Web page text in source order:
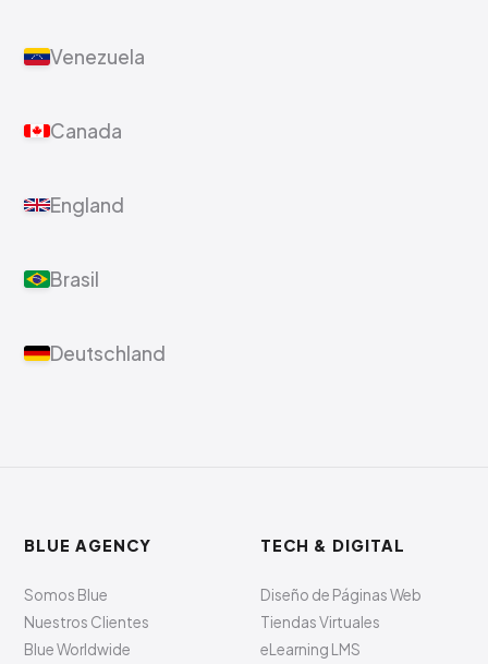
Venezuela
Canada
England
Brasil
Deutschland
BLUE AGENCY
Somos Blue
Nuestros Clientes
Blue Worldwide
TECH & DIGITAL
Diseño de Páginas Web
Tiendas Virtuales
eLearning LMS